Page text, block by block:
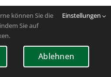
können Sie die
Sie auf
Einstellungen
Ablehnen